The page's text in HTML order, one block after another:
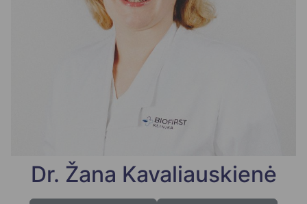
Dr. Žana Kavaliauskienė